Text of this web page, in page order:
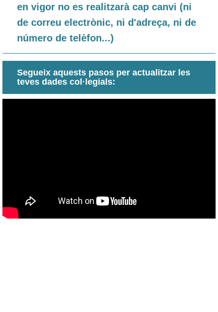
en vigor no es realitzarà cap canvi (ni
de correu electrònic, ni d'adreça, ni de
número de telèfon...)
Segueix aquests pasos per actualitzar les
teves dades col·legials: